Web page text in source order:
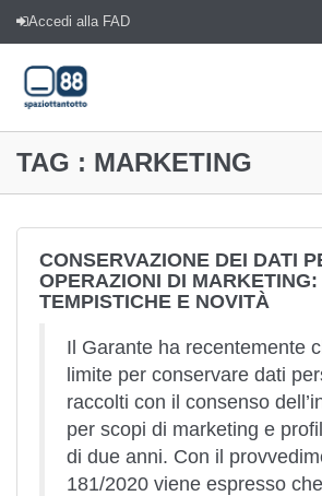
Accedi alla FAD
TAG : MARKETING
CONSERVAZIONE DEI DATI
OPERAZIONI DI MARKETING:
TEMPISTICHE E NOVITÀ
Il Garante ha recentemente
limite per conservare dati
raccolti con il consenso
per scopi di marketing e
di due anni. Con il
181/2020 viene espresso